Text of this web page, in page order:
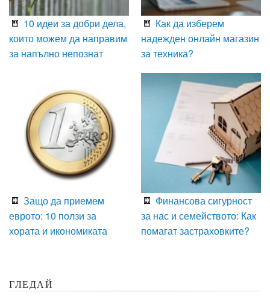
10 идеи за добри дела,
които можем да направим
за напълно непознат
Как да изберем
надежден онлайн магазин
за техника?
Защо да приемем
еврото: 10 ползи за
хората и икономиката
Финансова сигурност
за нас и семейството: Как
помагат застраховките?
ГЛЕДАЙ